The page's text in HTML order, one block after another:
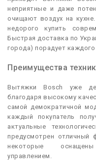
неприятные и даже
очищают воздух на
недорого купить
Быстрая доставка по
города) порадует каждого
Преимущества
Вытяжки Bosch уже
благодаря высокому
самой демократичной
каждый покупатель
актуальные
предусмотрен отличный
некоторые
управлением.